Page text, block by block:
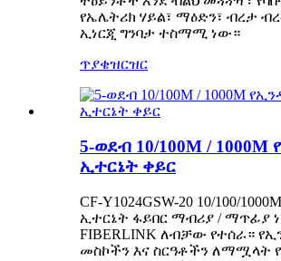
የኤሌትሪክ ሃይል፣ ማዕድን፣ ብረታ
ኢነርጂ ግንባታ ተስማሚ ነው።
ጥያቄዝርዝር
5-ወደብ 10/100M /
ኢተርኔት ቀይር
CF-Y1024GSW-20 10/100/
ኢተርኔት ፋይበር ማብሪያ / ማጥፊያ
FIBERLINK ለብቻው የተሰራ።
መስኮችን እና ስርዓቶችን ለማሟላት